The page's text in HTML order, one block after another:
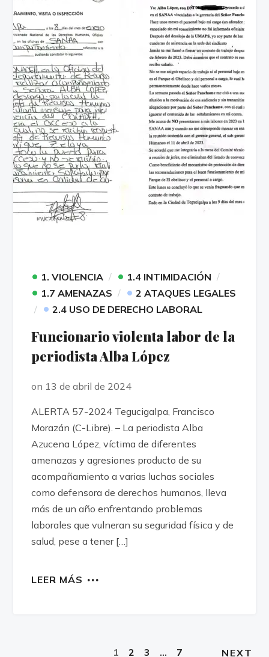
• 1. VIOLENCIA • 1.4 INTIMIDACIÓN
• 1.7 AMENAZAS • 2 ATAQUES LEGALES
• 2.4 USO DE DERECHO LABORAL
Funcionario violenta labor de la
periodista Alba López
on 13 de abril de 2024
ALERTA 57-2024 Tegucigalpa, Francisco
Morazán (C-Libre). – La periodista Alba
Azucena López, víctima de diferentes
amenazas y agresiones producto de su
acompañamiento a varias luchas sociales
como defensora de derechos humanos, lleva
más de un año enfrentando problemas
laborales que vulneran su seguridad física y de
salud, pese a tener […]
LEER MÁS
1 2 3 … 7 NEXT